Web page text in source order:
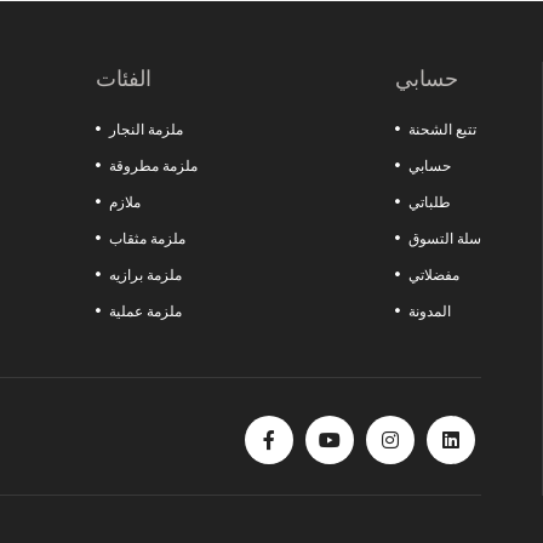
الفئات
ملزمة النجار
ملزمة مطروقة
ملازم
ملزمة مثقاب
ملزمة برازيه
ملزمة عملية
حسابي
تتبع الشحنة
حسابي
طلباتي
سلة التسوق
مفضلاتي
المدونة